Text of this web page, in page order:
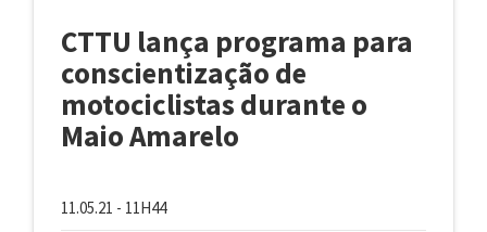
CTTU lança programa para
conscientização de
motociclistas durante o
Maio Amarelo
11.05.21 - 11H44